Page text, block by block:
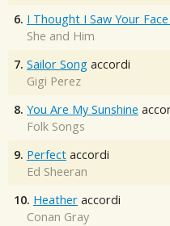
6. I Thought I Saw Your
She and Him
7. Sailor Song accordi
Gigi Perez
8. You Are My Sunshine
Folk Songs
9. Perfect accordi
Ed Sheeran
10. Heather accordi
Conan Gray